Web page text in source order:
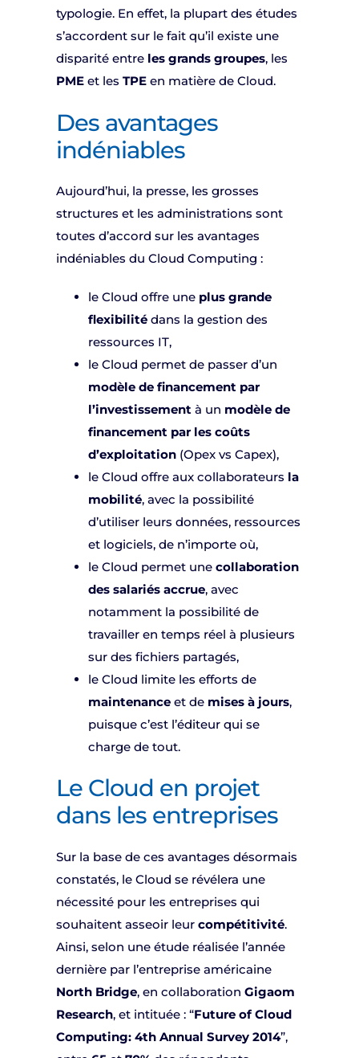
typologie. En effet, la plupart des études
s’accordent sur le fait qu’il existe une
disparité entreles grands groupes, les
PMEet les TPEen matière de Cloud.
Des avantages
indéniables
Aujourd’hui, la presse, les grosses
structures et les administrations sont
toutes d’accord sur les avantages
indéniables du Cloud Computing :
le Cloud offre uneplus grande
flexibilitédans la gestion des
ressources IT,
le Cloud permet de passer d’un
modèle de financement par
l’investissement à un modèle de
financement par les coûts
d’exploitation(Opex vs Capex),
le Cloud offre aux collaborateurs la
mobilité, avec la possibilité
d’utiliser leurs données, ressources
et logiciels, de n’importe où,
le Cloud permet une collaboration
des salariés accrue, avec
notamment la possibilité de
travailler en temps réel à plusieurs
sur des fichiers partagés,
le Cloud limite les efforts de
maintenanceet de mises à jours,
puisque c’est l’éditeur qui se
charge de tout.
Le Cloud en projet
dans les entreprises
Sur la base de ces avantages désormais
constatés, le Cloud se révélera une
nécessité pour les entreprises qui
souhaitent asseoir leurcompétitivité.
Ainsi, selon une étude réalisée l’année
dernière par l’entreprise américaine
North Bridge, en collaboration Gigaom
Research, et intituée : “Future of Cloud
Computing: 4th Annual Survey 2014”,